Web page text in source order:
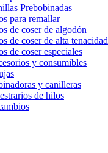
Prebobinadas
para remallar
de coser de algodón
de coser de alta tenacidad
de coser especiales
y consumibles
y canilleras
de hilos